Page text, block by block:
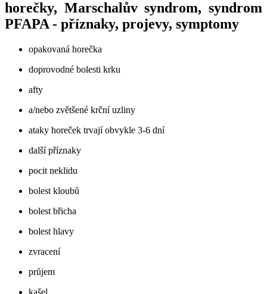
horečky, Marschalův syndrom, syndrom
PFAPA - příznaky, projevy, symptomy
opakovaná horečka
doprovodné bolesti krku
afty
a/nebo zvětšené krční uzliny
ataky horeček trvají obvykle 3-6 dní
další příznaky
pocit neklidu
bolest kloubů
bolest břicha
bolest hlavy
zvracení
průjem
kašel